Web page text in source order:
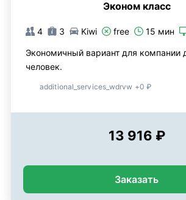
Эконом класс
4 3 Kiwi free 15 мин
Экономичный вариант для компании
человек.
additional_services_wdrvw +0 ₽
13 916 ₽
Заказать